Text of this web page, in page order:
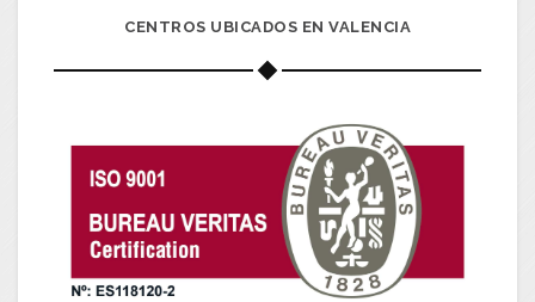
CENTROS UBICADOS EN VALENCIA